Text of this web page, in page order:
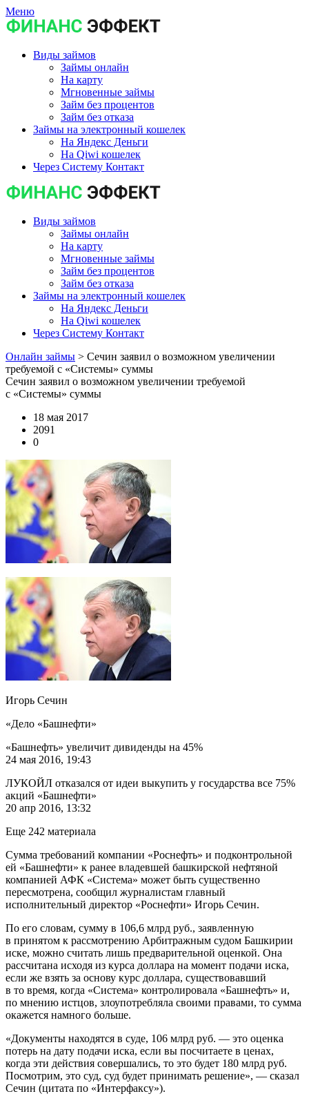
Меню
Виды займов
Займы онлайн
На карту
Мгновенные займы
Займ без процентов
Займ без отказа
Займы на электронный кошелек
На Яндекс Деньги
На Qiwi кошелек
Через Систему Контакт
Виды займов
Займы онлайн
На карту
Мгновенные займы
Займ без процентов
Займ без отказа
Займы на электронный кошелек
На Яндекс Деньги
На Qiwi кошелек
Через Систему Контакт
Онлайн займы > Сечин заявил о возможном увеличении
требуемой с «Системы» суммы
Сечин заявил о возможном увеличении требуемой
с «Системы» суммы
18 мая 2017
2091
0
Игорь Сечин
«Дело «Башнефти»
«Башнефть» увеличит дивиденды на 45%
24 мая 2016, 19:43
ЛУКОЙЛ отказался от идеи выкупить у государства все 75%
акций «Башнефти»
20 апр 2016, 13:32
Еще 242 материала
Сумма требований компании «Роснефть» и подконтрольной
ей «Башнефти» к ранее владевшей башкирской нефтяной
компанией АФК «Система» может быть существенно
пересмотрена, сообщил журналистам главный
исполнительный директор «Роснефти» Игорь Сечин.
По его словам, сумму в 106,6 млрд руб., заявленную
в принятом к рассмотрению Арбитражным судом Башкирии
иске, можно считать лишь предварительной оценкой. Она
рассчитана исходя из курса доллара на момент подачи иска,
если же взять за основу курс доллара, существовавший
в то время, когда «Система» контролировала «Башнефть» и,
по мнению истцов, злоупотребляла своими правами, то сумма
окажется намного больше.
«Документы находятся в суде, 106 млрд руб. — это оценка
потерь на дату подачи иска, если вы посчитаете в ценах,
когда эти действия совершались, то это будет 180 млрд руб.
Посмотрим, это суд, суд будет принимать решение», — сказал
Сечин (цитата по «Интерфаксу»).